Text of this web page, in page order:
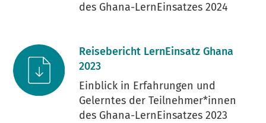
des Ghana-LernEinsatzes 2024
Reisebericht LernEinsatz Ghana
2023
Einblick in Erfahrungen und
Gelerntes der Teilnehmer*innen
des Ghana-LernEinsatzes 2023